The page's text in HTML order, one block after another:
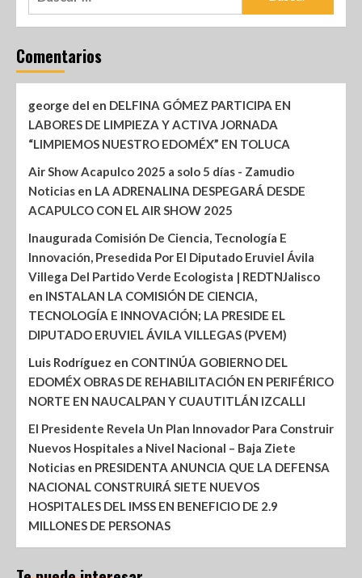
Comentarios
george del en DELFINA GÓMEZ PARTICIPA EN
LABORES DE LIMPIEZA Y ACTIVA JORNADA
“LIMPIEMOS NUESTRO EDOMÉX” EN TOLUCA
Air Show Acapulco 2025 a solo 5 días - Zamudio
Noticias en LA ADRENALINA DESPEGARÁ DESDE
ACAPULCO CON EL AIR SHOW 2025
Inaugurada Comisión De Ciencia, Tecnología E
Innovación, Presedida Por El Diputado Eruviel Ávila
Villega Del Partido Verde Ecologista | REDTNJalisco
en INSTALAN LA COMISIÓN DE CIENCIA,
TECNOLOGÍA E INNOVACIÓN; LA PRESIDE EL
DIPUTADO ERUVIEL ÁVILA VILLEGAS (PVEM)
Luis Rodríguez en CONTINÚA GOBIERNO DEL
EDOMÉX OBRAS DE REHABILITACIÓN EN PERIFÉRICO
NORTE EN NAUCALPAN Y CUAUTITLÁN IZCALLI
El Presidente Revela Un Plan Innovador Para Construir
Nuevos Hospitales a Nivel Nacional – Baja Ziete
Noticias en PRESIDENTA ANUNCIA QUE LA DEFENSA
NACIONAL CONSTRUIRÁ SIETE NUEVOS
HOSPITALES DEL IMSS EN BENEFICIO DE 2.9
MILLONES DE PERSONAS